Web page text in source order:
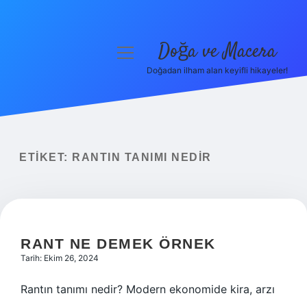
Yasal Uyarı
menüyü Doğa ve Macera
Doğadan ilham alan keyifli hikayeler!
ETIKET: RANTIN TANIMI NEDIR
RANT NE DEMEK ÖRNEK
Tarih: Ekim 26, 2024
Rantın tanımı nedir? Modern ekonomide kira, arzı